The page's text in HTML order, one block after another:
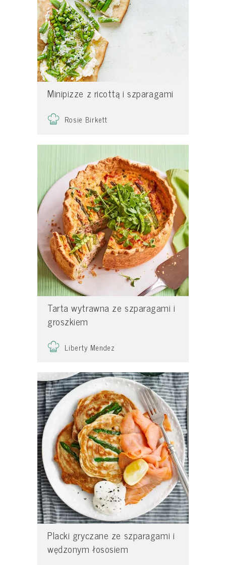
Minipizze z ricottą i szparagami
Rosie Birkett
Tarta wytrawna ze szparagami i
groszkiem
Liberty Mendez
Placki gryczane ze szparagami i
wędzonym łososiem